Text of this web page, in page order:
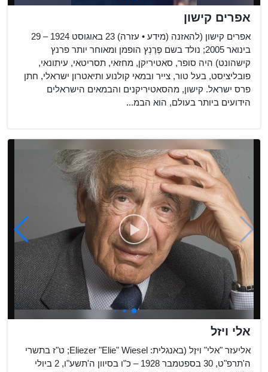
אפרים קישון
אפרים קישון (להאזנה (מידע • עזרה) 23 באוגוסט 1924 – 29
בינואר 2005; נולד בשם פֶרֶנְץ הופמן ומאוחר יותר פרנץ
קישהונט) היה סופר, סאטיריקן, מחזאי, תסריטאי, עיתונאי,
פובליציסט, בעל טור, צייר ובמאי קולנוע ותיאטרון ישראלי, חתן
פרס ישראל. קישון, מהסאטיריקנים והבמאים הישראלים
הידועים ביותר בעולם, הוא הבמ...
אלי ויזל
אליעזר "אלי" ויזֶל (באנגלית: Eliezer "Elie" Wiesel;‏ ט"ז בתשרי
ה'תרפ"ט, 30 בספטמבר 1928 – כ"ו בסיוון ה'תשע"ו, 2 ביולי